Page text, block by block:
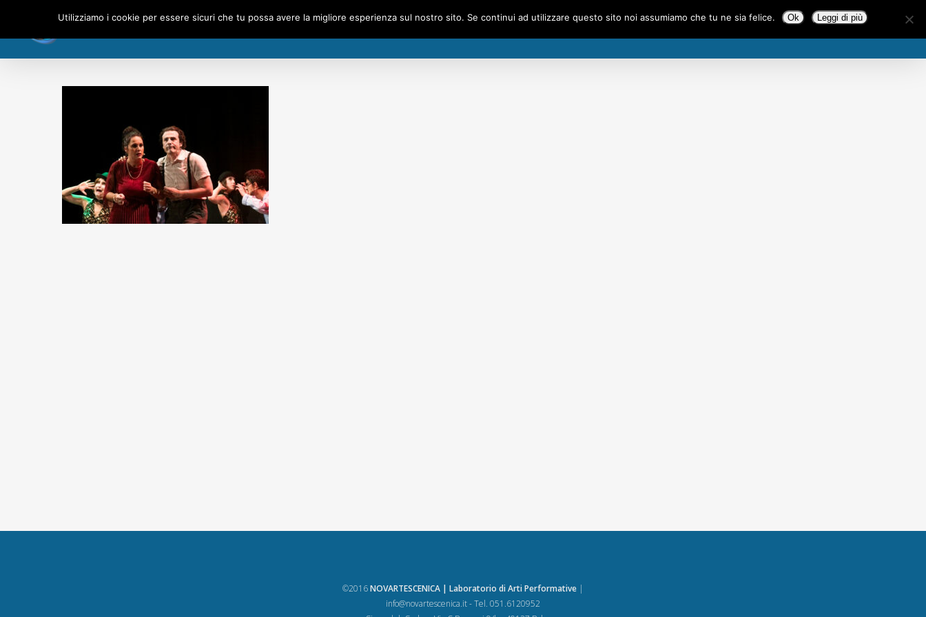
main
content
PRODUZIONI CONTATTI
©2016NOVARTESCENICA | Laboratorio di Arti Performative |
info@novartescenica.it- Tel. 051.6120952
Utilizziamo i cookie per essere sicuri che tu possa avere la migliore esperienza sul nostro sito. Se continui ad utilizzare questo sito noi assumiamo che tu ne sia felice. Ok Leggi di più